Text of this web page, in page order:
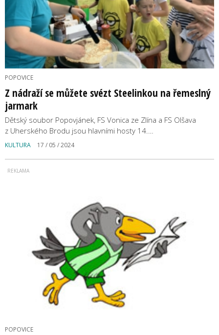
POPOVICE
Z nádraží se můžete svézt Steelinkou na řemeslný
jarmark
Dětský soubor Popovjánek, FS Vonica ze Zlína a FS Olšava
z Uherského Brodu jsou hlavními hosty 14.…
KULTURA 17 / 05 / 2024
POPOVICE